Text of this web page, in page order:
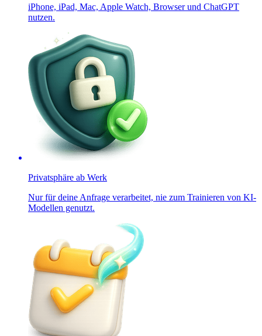
iPhone, iPad, Mac, Apple Watch, Browser und ChatGPT
nutzen.
Privatsphäre ab Werk
Nur für deine Anfrage verarbeitet, nie zum Trainieren von KI-
Modellen genutzt.